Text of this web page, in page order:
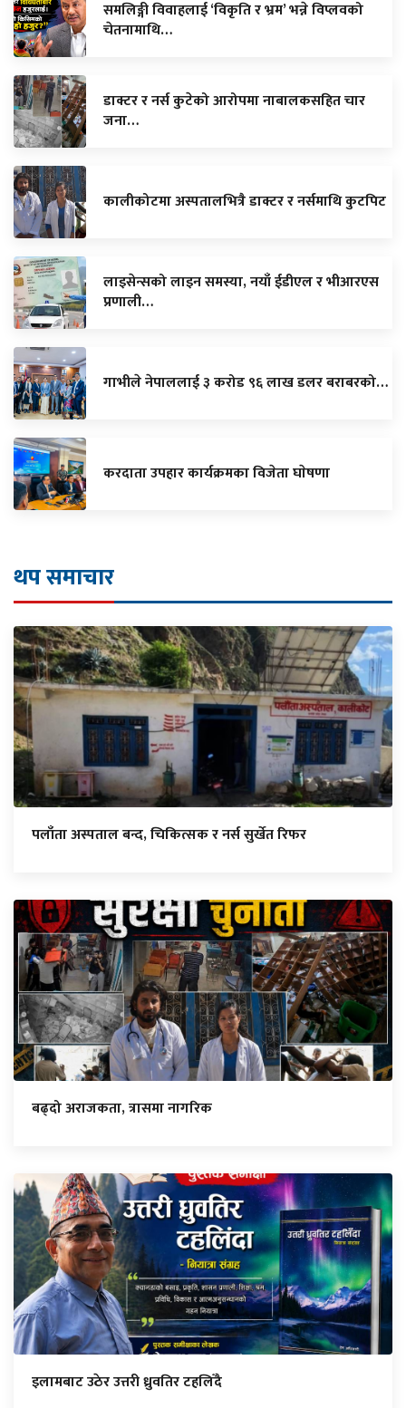
समलिङ्गी विवाहलाई ‘विकृति र भ्रम’ भन्ने विप्लवको
चेतनामाथि…
डाक्टर र नर्स कुटेको आरोपमा नाबालकसहित चार
जना…
कालीकोटमा अस्पतालभित्रै डाक्टर र नर्समाथि कुटपिट
लाइसेन्सको लाइन समस्या, नयाँ ईडीएल र भीआरएस
प्रणाली…
गाभीले नेपाललाई ३ करोड ९६ लाख डलर बराबरको…
करदाता उपहार कार्यक्रमका विजेता घाेषणा
थप समाचार
पलाँता अस्पताल बन्द, चिकित्सक र नर्स सुर्खेत रिफर
बढ्दो अराजकता, त्रासमा नागरिक
इलामबाट उठेर उत्तरी ध्रुवतिर टहलिँदै